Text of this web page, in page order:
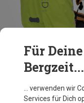
Du sparst 19%
Für
Bergzeit...
… verwenden wir
Services für Dich